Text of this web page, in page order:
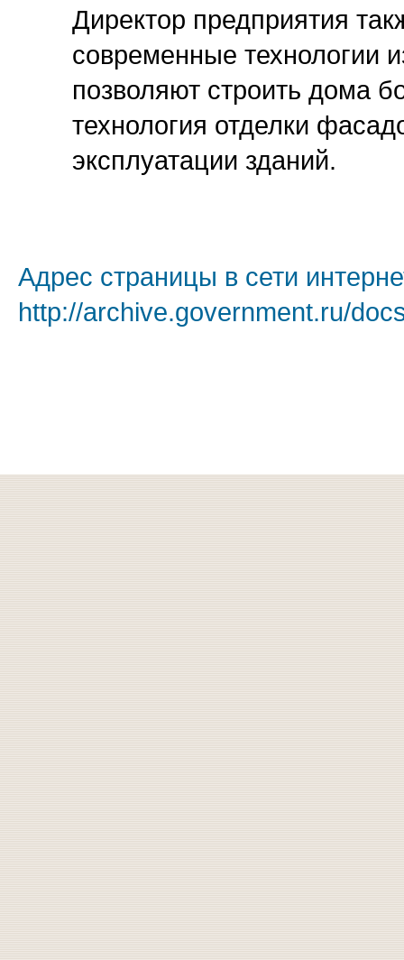
Директор предприятия
современные технологии
позволяют строить дома
технология отделки
эксплуатации зданий.
Адрес страницы в сети
http://archive.government.ru/